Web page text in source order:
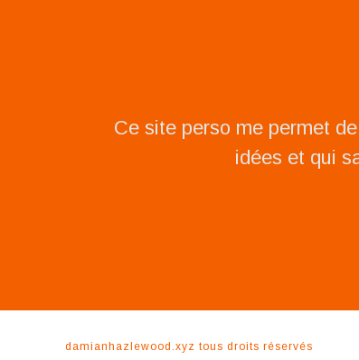
Ce site perso me permet
idées et qui
damianhazlewood.xyz tous droits réservés